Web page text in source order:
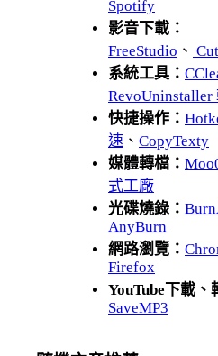
Spotify
影音下載：
FreeStudio 、
系統工具：
快捷操作：
速 、 CopyTexty
媒體轉檔：
式工廠
光碟燒錄：
AnyBurn
網路瀏覽：
Firefox
YouTube下載、
SaveMP3